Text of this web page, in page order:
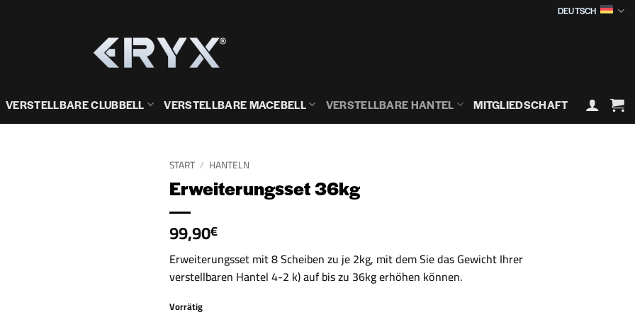
DEUTSCH
VERSTELLBARE CLUBBELL VERSTELLBARE MACEBELL VERSTELLBARE HANTEL MITGLIEDSCHAFT
START / HANTELN
Erweiterungsset 36kg
99,90€
Erweiterungsset mit 8 Scheiben zu je 2kg, mit dem Sie das Gewicht Ihrer
verstellbaren Hantel 4-2 k) auf bis zu 36kg erhöhen können.
Vorrätig